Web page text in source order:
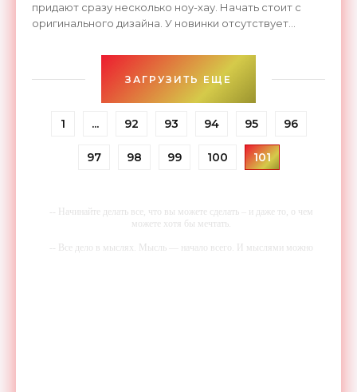
придают сразу несколько ноу-хау. Начать стоит с
оригинального дизайна. У новинки отсутствует
встроенный в
ЗАГРУЗИТЬ ЕЩЕ
1 ... 92 93 94 95 96
97 98 99 100 101
-- Начинайте делать все, что вы можете сделать – и даже то, о чем
можете хотя бы мечтать.
-- Все дело в мыслях. Мысль — начало всего. И мыслями можно